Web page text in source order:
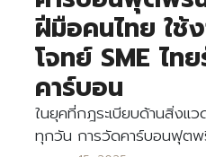
ฝีมือคนไทย ใช้
โจทย์ SME ไท
คาร์บอน
ในยุคที่กฎระเบียบด้านสิ่งแ
ทุกวัน การวัดคาร์บอนฟุตพ